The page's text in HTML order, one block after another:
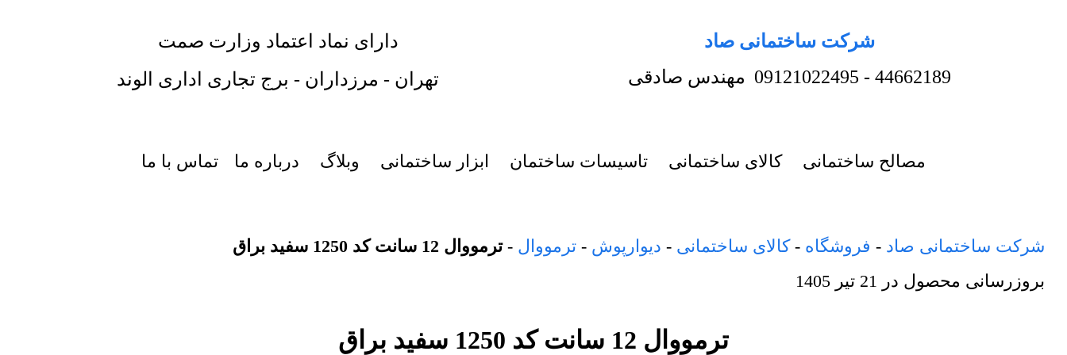
شرکت ساختمانی صاد
دارای نماد اعتماد وزارت صمت
44662189
-
09121022495 مهندس صادقی تهران - مرزداران - برج تجاری اداری الوند
مصالح ساختمانی کالای ساختمانی تاسیسات ساختمان ابزار ساختمانی وبلاگ درباره ما تماس با ما
شرکت ساختمانی صاد - فروشگاه -کالای ساختمانی - دیوارپوش - ترمووال -ترمووال 12 سانت کد 1250 سفید براق
بروزرسانی محصول در 21 تیر 1405
ترمووال 12 سانت کد 1250 سفید براق